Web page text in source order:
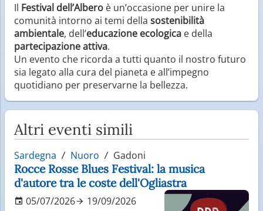
Il Festival dell’Albero è un’occasione per unire la
comunità intorno ai temi della sostenibilità
ambientale, dell’educazione ecologica e della
partecipazione attiva.
Un evento che ricorda a tutti quanto il nostro futuro
sia legato alla cura del pianeta e all’impegno
quotidiano per preservarne la bellezza.
Altri eventi simili
Sardegna Nuoro Gadoni
Rocce Rosse Blues Festival: la musica
d'autore tra le coste dell'Ogliastra
05/07/2026
19/09/2026